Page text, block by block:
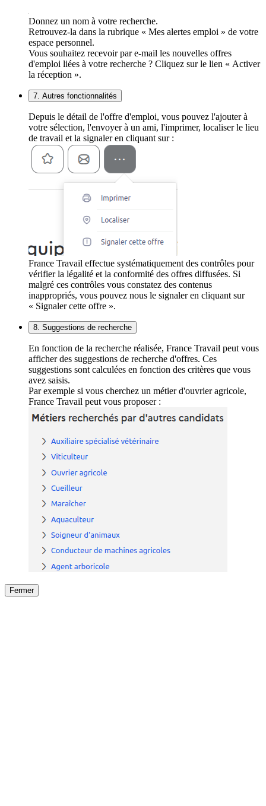
Donnez un nom à votre recherche.
Retrouvez-la dans la rubrique « Mes alertes emploi » de votre
espace personnel.
Vous souhaitez recevoir par e-mail les nouvelles offres
d'emploi liées à votre recherche ? Cliquez sur le lien « Activer
la réception ».
7. Autres fonctionnalités
Depuis le détail de l'offre d'emploi, vous pouvez l'ajouter à
votre sélection, l'envoyer à un ami, l'imprimer, localiser le lieu
de travail et la signaler en cliquant sur :
France Travail effectue systématiquement des contrôles pour
vérifier la légalité et la conformité des offres diffusées. Si
malgré ces contrôles vous constatez des contenus
inappropriés, vous pouvez nous le signaler en cliquant sur
« Signaler cette offre ».
8. Suggestions de recherche
En fonction de la recherche réalisée, France Travail peut vous
afficher des suggestions de recherche d'offres. Ces
suggestions sont calculées en fonction des critères que vous
avez saisis.
Par exemple si vous cherchez un métier d'ouvrier agricole,
France Travail peut vous proposer :
Fermer